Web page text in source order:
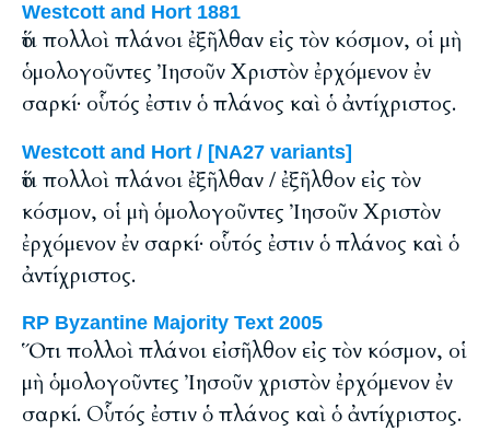
Westcott and Hort 1881
ὅτι πολλοὶ πλάνοι ἐξῆλθαν εἰς τὸν κόσμον, οἱ μὴ
ὁμολογοῦντες Ἰησοῦν Χριστὸν ἐρχόμενον ἐν
σαρκί· οὗτός ἐστιν ὁ πλάνος καὶ ὁ ἀντίχριστος.
Westcott and Hort / [NA27 variants]
ὅτι πολλοὶ πλάνοι ἐξῆλθαν / ἐξῆλθον εἰς τὸν
κόσμον, οἱ μὴ ὁμολογοῦντες Ἰησοῦν Χριστὸν
ἐρχόμενον ἐν σαρκί· οὗτός ἐστιν ὁ πλάνος καὶ ὁ
ἀντίχριστος.
RP Byzantine Majority Text 2005
Ὅτι πολλοὶ πλάνοι εἰσῆλθον εἰς τὸν κόσμον, οἱ
μὴ ὁμολογοῦντες Ἰησοῦν χριστὸν ἐρχόμενον ἐν
σαρκί. Οὗτός ἐστιν ὁ πλάνος καὶ ὁ ἀντίχριστος.